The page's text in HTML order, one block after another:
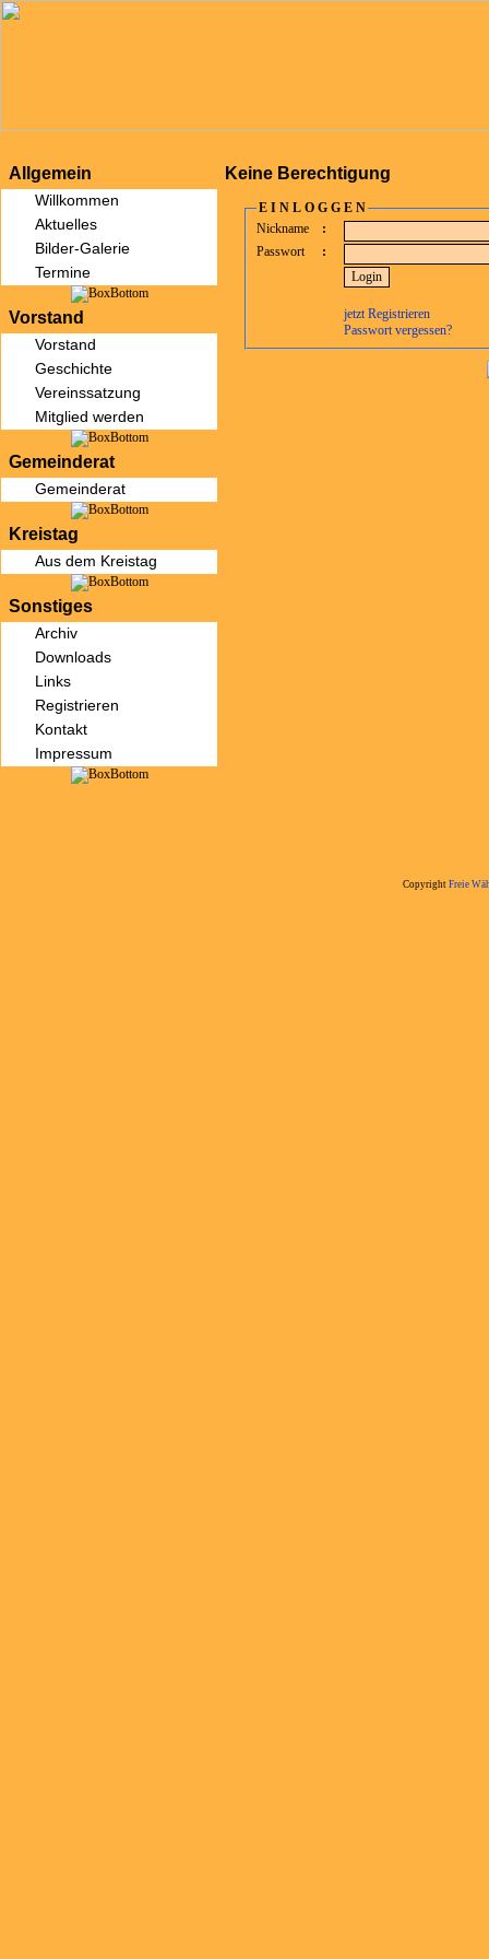
Allgemein
Willkommen
Aktuelles
Bilder-Galerie
Termine
Vorstand
Vorstand
Geschichte
Vereinssatzung
Mitglied werden
Gemeinderat
Gemeinderat
Kreistag
Aus dem Kreistag
Sonstiges
Archiv
Downloads
Links
Registrieren
Kontakt
Impressum
Keine Berechtigung
E I N L O G G E N
Nickname
:
Passwort
:
jetzt Registrieren
Passwort vergessen?
Copyright Freie